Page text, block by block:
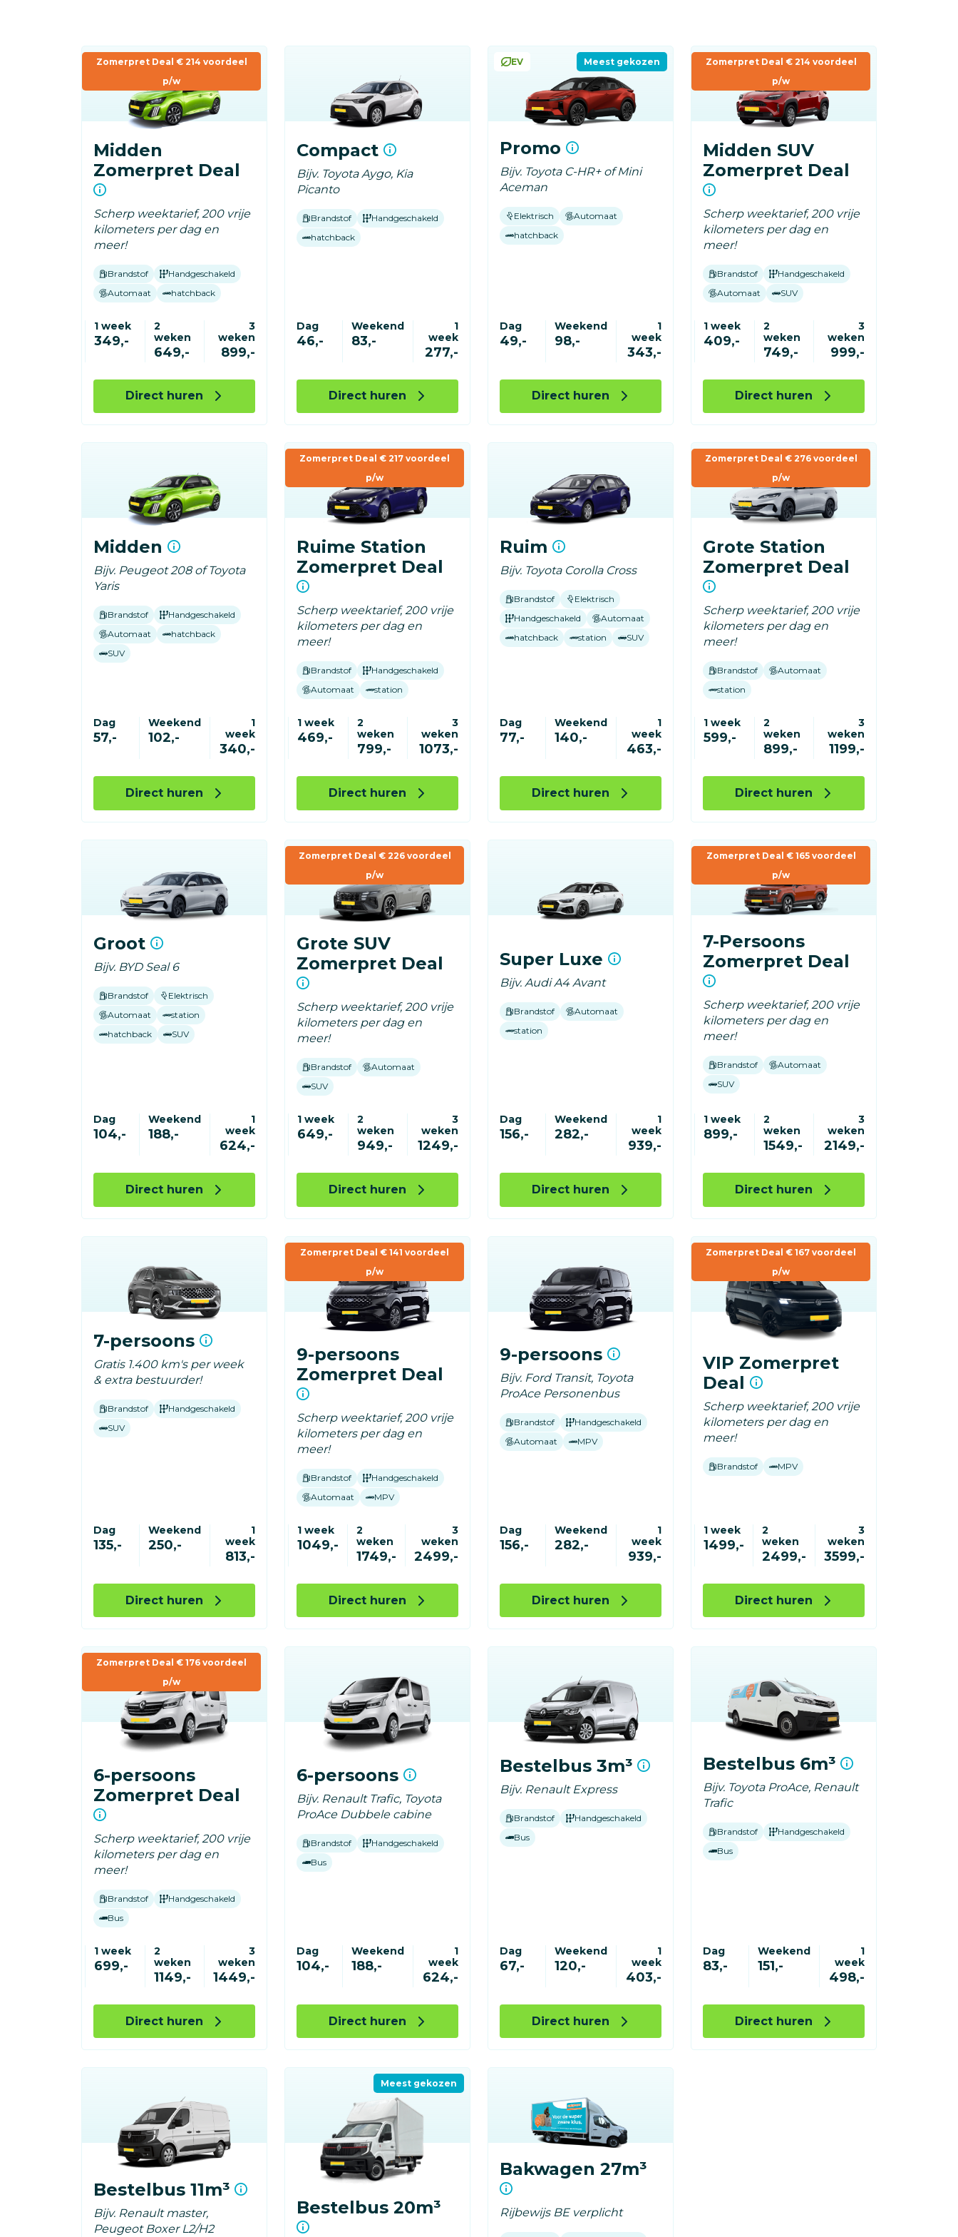
Zomerpret Deal € 214 voordeel
p/w
Midden
Zomerpret Deal
Scherp weektarief, 200 vrije
kilometers per dag en
meer!
Brandstof
Handgeschakeld
Automaat
hatchback
1 week
349,-
2
weken
649,-
3
weken
899,-
Direct huren
Compact
Bijv. Toyota Aygo, Kia
Picanto
Brandstof
Handgeschakeld
hatchback
Dag
46,-
Weekend
83,-
1
week
277,-
Direct huren
EV Meest gekozen
Promo
Bijv. Toyota C-HR+ of Mini
Aceman
Elektrisch
Automaat
hatchback
Dag
49,-
Weekend
98,-
1
week
343,-
Direct huren
Zomerpret Deal € 214 voordeel
p/w
Midden SUV
Zomerpret Deal
Scherp weektarief, 200 vrije
kilometers per dag en
meer!
Brandstof
Handgeschakeld
Automaat
SUV
1 week
409,-
2
weken
749,-
3
weken
999,-
Direct huren
Midden
Bijv. Peugeot 208 of Toyota
Yaris
Brandstof
Handgeschakeld
Automaat
hatchback
SUV
Dag
57,-
Weekend
102,-
1
week
340,-
Direct huren
Zomerpret Deal € 217 voordeel
p/w
Ruime Station
Zomerpret Deal
Scherp weektarief, 200 vrije
kilometers per dag en
meer!
Brandstof
Handgeschakeld
Automaat
station
1 week
469,-
2
weken
799,-
3
weken
1073,-
Direct huren
Ruim
Bijv. Toyota Corolla Cross
Brandstof
Elektrisch
Handgeschakeld
Automaat
hatchback
station SUV
Dag
77,-
Weekend
140,-
1
week
463,-
Direct huren
Zomerpret Deal € 276 voordeel
p/w
Grote Station
Zomerpret Deal
Scherp weektarief, 200 vrije
kilometers per dag en
meer!
Brandstof
Automaat
station
1 week
599,-
2
weken
899,-
3
weken
1199,-
Direct huren
Groot
Bijv. BYD Seal 6
Brandstof
Elektrisch
Automaat
station
hatchback
SUV
Dag
104,-
Weekend
188,-
1
week
624,-
Direct huren
Zomerpret Deal € 226 voordeel
p/w
Grote SUV
Zomerpret Deal
Scherp weektarief, 200 vrije
kilometers per dag en
meer!
Brandstof
Automaat
SUV
1 week
649,-
2
weken
949,-
3
weken
1249,-
Direct huren
Super Luxe
Bijv. Audi A4 Avant
Brandstof
Automaat
station
Dag
156,-
Weekend
282,-
1
week
939,-
Direct huren
Zomerpret Deal € 165 voordeel
p/w
7-Persoons
Zomerpret Deal
Scherp weektarief, 200 vrije
kilometers per dag en
meer!
Brandstof
Automaat
SUV
1 week
899,-
2
weken
1549,-
3
weken
2149,-
Direct huren
7-persoons
Gratis 1.400 km's per week
& extra bestuurder!
Brandstof
Handgeschakeld
SUV
Dag
135,-
Weekend
250,-
1
week
813,-
Direct huren
Zomerpret Deal € 141 voordeel
p/w
9-persoons
Zomerpret Deal
Scherp weektarief, 200 vrije
kilometers per dag en
meer!
Brandstof
Handgeschakeld
Automaat
MPV
1 week
1049,-
2
weken
1749,-
3
weken
2499,-
Direct huren
9-persoons
Bijv. Ford Transit, Toyota
ProAce Personenbus
Brandstof
Handgeschakeld
Automaat
MPV
Dag
156,-
Weekend
282,-
1
week
939,-
Direct huren
Zomerpret Deal € 167 voordeel
p/w
VIP Zomerpret
Deal
Scherp weektarief, 200 vrije
kilometers per dag en
meer!
Brandstof MPV
1 week
1499,-
2
weken
2499,-
3
weken
3599,-
Direct huren
Zomerpret Deal € 176 voordeel
p/w
6-persoons
Zomerpret Deal
Scherp weektarief, 200 vrije
kilometers per dag en
meer!
Brandstof
Handgeschakeld
Bus
1 week
699,-
2
weken
1149,-
3
weken
1449,-
Direct huren
6-persoons
Bijv. Renault Trafic, Toyota
ProAce Dubbele cabine
Brandstof
Handgeschakeld
Bus
Dag
104,-
Weekend
188,-
1
week
624,-
Direct huren
Bestelbus 3m³
Bijv. Renault Express
Brandstof
Handgeschakeld
Bus
Dag
67,-
Weekend
120,-
1
week
403,-
Direct huren
Bestelbus 6m³
Bijv. Toyota ProAce, Renault
Trafic
Brandstof
Handgeschakeld
Bus
Dag
83,-
Weekend
151,-
1
week
498,-
Direct huren
Bestelbus 11m³
Bijv. Renault master,
Peugeot Boxer L2/H2
Meest gekozen
Bestelbus 20m³
Bakwagen 27m³
Rijbewijs BE verplicht